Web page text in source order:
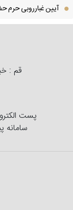
آیین غبارروبی حرم
قم :
پست
سامانه